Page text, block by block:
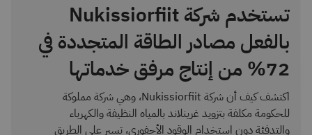
تستخدم شركة Nukissiorfiit
بالفعل مصادر الطاقة المتجددة في
72% من إنتاج مرفق خدماتها
اكتشف كيف أن شركة Nukissiorfiit، وهي شركة مملوكة
للحكومة مكلفة بتزويد غرينلاند بالمياه النظيفة والكهرباء
والتدفئة دون استخدام الوقود الأحفوري، تسير على الطريق